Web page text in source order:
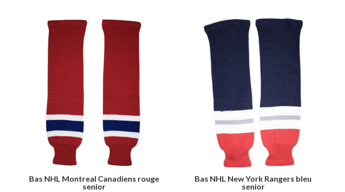
Bas NHL Montreal Canadiens rouge
senior
Bas NHL New York Rangers bleu
senior